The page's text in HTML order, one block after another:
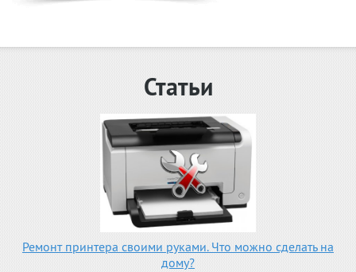
Статьи
Ремонт принтера своими руками. Что можно сделать на
дому?